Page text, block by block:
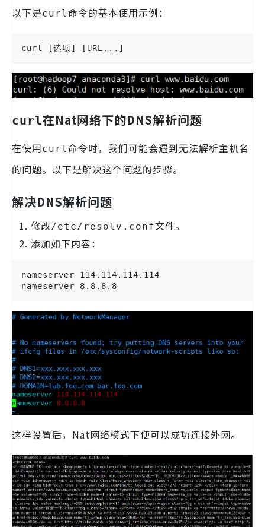
以下是curl命令的基本使用示例：
curl [选项] [URL...]
curl在Nat网络下的DNS解析问题
在使用curl 命令时，我们可能会遇到无法解析主机名
的问题。以下是解决这个问题的步骤。
解决DNS解析问题
修改/etc/resolv.conf文件。
添加如下内容：
nameserver 114.114.114.114
nameserver 8.8.8.8
这样设置后，Nat网络模式下便可以成功连接外网。